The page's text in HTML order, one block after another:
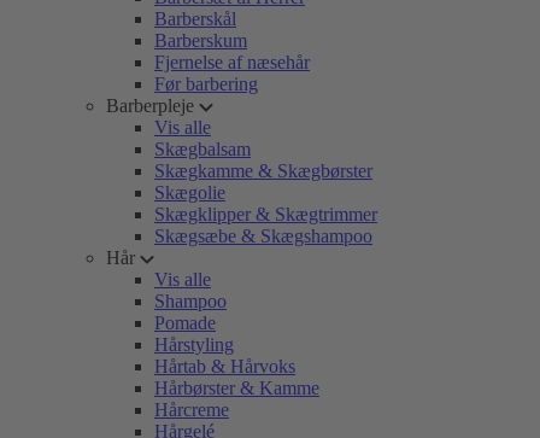
Barberskål
Barberskum
Fjernelse af næsehår
Før barbering
Barberpleje
Vis alle
Skægbalsam
Skægkamme & Skægbørster
Skægolie
Skægklipper & Skægtrimmer
Skægsæbe & Skægshampoo
Hår
Vis alle
Shampoo
Pomade
Hårstyling
Hårtab & Hårvoks
Hårbørster & Kamme
Hårcreme
Hårgelé